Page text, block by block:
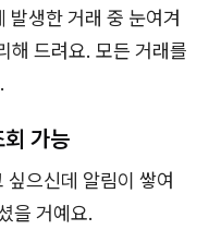
발생한 거래 중 눈여겨
해 드려요. 모든 거래를
가능
싶으신데 알림이 쌓여
을 거예요.